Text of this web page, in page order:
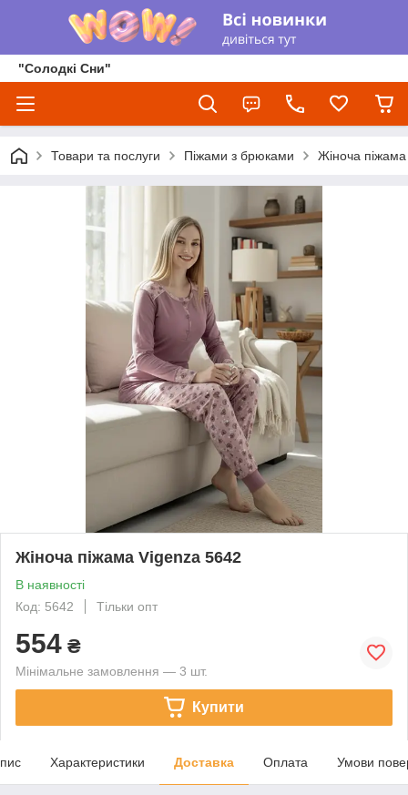
"Солодкі Сни"
Товари та послуги Піжами з брюками Жіноча
Жіноча піжама Vigenza 5642
В наявності
Код: 5642
Тільки опт
554 ₴
Мінімальне замовлення — 3 шт.
Купити
Характеристики Доставка Оплата Умови